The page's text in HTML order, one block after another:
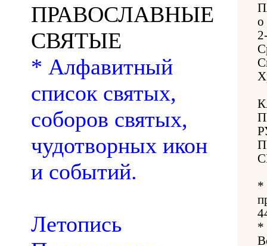
ПРАВОСЛАВНЫЕ
СВЯТЫЕ
* Алфавитный
список святых,
соборов святых,
чудотворных икон
и событий.
Летопись
о
*
*